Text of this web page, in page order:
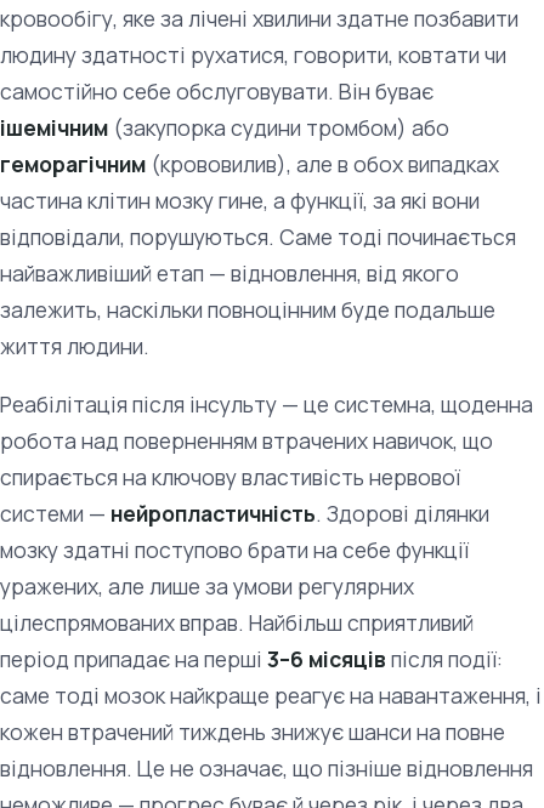
кровообігу, яке за лічені хвилини здатне позбавити
людину здатності рухатися, говорити, ковтати чи
самостійно себе обслуговувати. Він буває
ішемічним (закупорка судини тромбом) або
геморагічним (крововилив), але в обох випадках
частина клітин мозку гине, а функції, за які вони
відповідали, порушуються. Саме тоді починається
найважливіший етап — відновлення, від якого
залежить, наскільки повноцінним буде подальше
життя людини.
Реабілітація після інсульту — це системна, щоденна
робота над поверненням втрачених навичок, що
спирається на ключову властивість нервової
системи — нейропластичність. Здорові ділянки
мозку здатні поступово брати на себе функції
уражених, але лише за умови регулярних
цілеспрямованих вправ. Найбільш сприятливий
період припадає на перші 3–6 місяців після події:
саме тоді мозок найкраще реагує на навантаження, і
кожен втрачений тиждень знижує шанси на повне
відновлення. Це не означає, що пізніше відновлення